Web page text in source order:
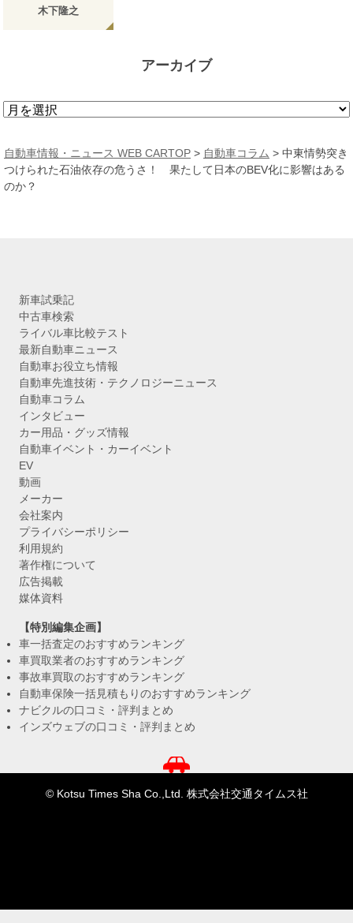
木下隆之
アーカイブ
ア
カ
イ
ブ
自動車情報・ニュース WEB CARTOP > 自動車コラム > 中東情勢突き
つけられた石油依存の危うさ！ 果たして日本のBEV化に影響はある
のか？
新車試乗記
中古車検索
ライバル車比較テスト
最新自動車ニュース
自動車お役立ち情報
自動車先進技術・テクノロジーニュース
自動車コラム
インタビュー
カー用品・グッズ情報
自動車イベント・カーイベント
EV
動画
メーカー
会社案内
プライバシーポリシー
利用規約
著作権について
広告掲載
媒体資料
【特別編集企画】
車一括査定のおすすめランキング
車買取業者のおすすめランキング
事故車買取のおすすめランキング
自動車保険一括見積もりのおすすめランキング
ナビクルの口コミ・評判まとめ
インズウェブの口コミ・評判まとめ
© Kotsu Times Sha Co.,Ltd. 株式会社交通タイムス社